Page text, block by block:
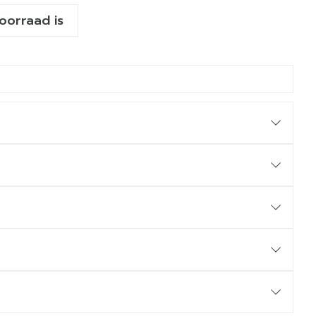
is